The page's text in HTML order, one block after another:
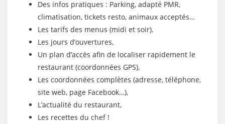
Des infos pratiques : Parking, adapté PMR,
climatisation, tickets resto, animaux acceptés…
Les tarifs des menus (midi et soir),
Les jours d’ouvertures,
Un plan d’accès afin de localiser rapidement le
restaurant (coordonnées GPS),
Les coordonnées complètes (adresse, téléphone,
site web, page Facebook…),
L’actualité du restaurant,
Les recettes du chef !